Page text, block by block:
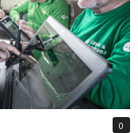
0